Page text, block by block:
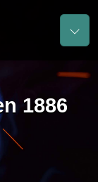
1886